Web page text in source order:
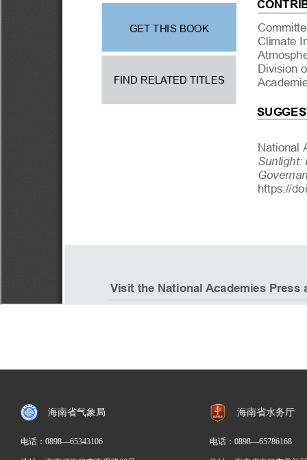
海南省气象局
电话： 0898—65343106
海南省水务厅
电话：0898—65786168